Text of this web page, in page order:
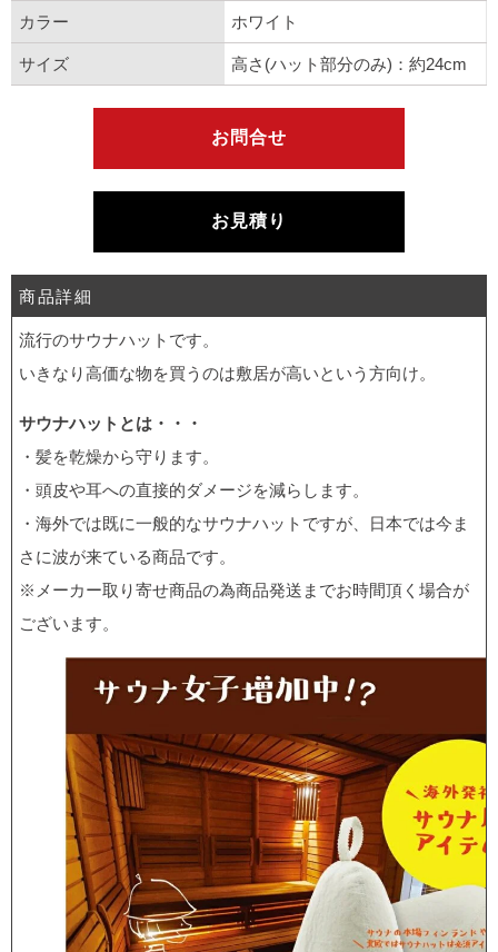
カラー ホワイト
サイズ 高さ(ハット部分のみ)：約24cm
お問合せ
お見積り
商品詳細
流行のサウナハットです。
いきなり高価な物を買うのは敷居が高いという方向け。
サウナハットとは・・・
・髪を乾燥から守ります。
・頭皮や耳への直接的ダメージを減らします。
・海外では既に一般的なサウナハットですが、日本では今ま
さに波が来ている商品です。
※メーカー取り寄せ商品の為商品発送までお時間頂く場合が
ございます。